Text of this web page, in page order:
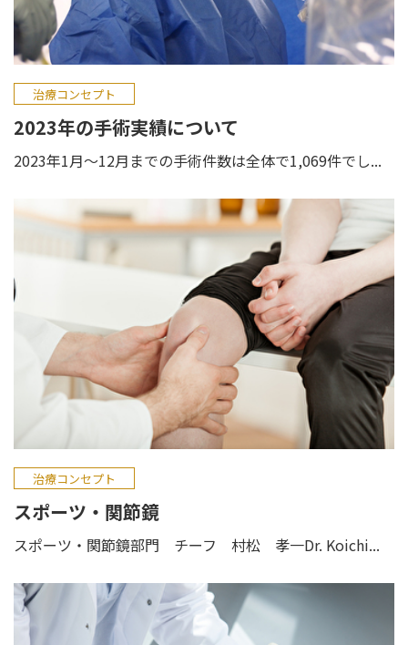
治療コンセプト
2023年の手術実績について
2023年1月～12月までの手術件数は全体で1,069件でし...
治療コンセプト
スポーツ・関節鏡
スポーツ・関節鏡部門 チーフ 村松 孝一Dr. Koichi...